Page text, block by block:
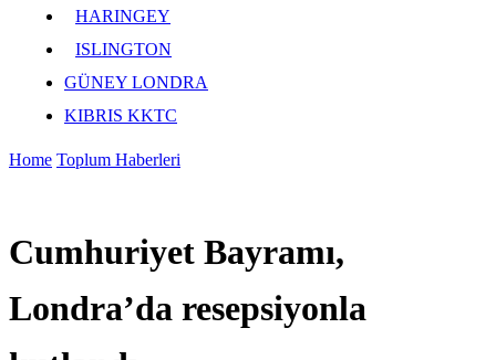
HARINGEY
ISLINGTON
GÜNEY LONDRA
KIBRIS KKTC
Home Toplum Haberleri
Cumhuriyet Bayramı,
Londra’da resepsiyonla